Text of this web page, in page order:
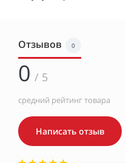
Отзывов 0
0 / 5
средний рейтинг товара
Написать отзыв